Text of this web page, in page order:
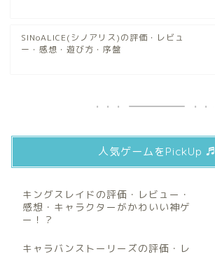
SINoALICE(シノアリス)の評価・レビュ
ー・感想・遊び方・序盤
人気ゲームをPickUp ♬
キングスレイドの評価・レビュー・
感想・キャラクターがかわいい神ゲ
ー！？
キャラバンストーリーズの評価・レ